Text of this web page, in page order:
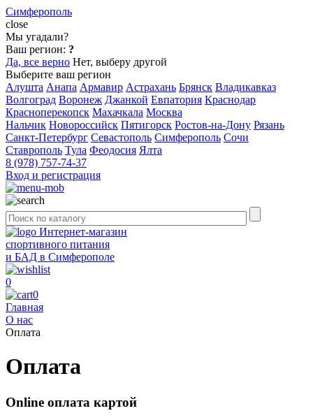
Симферополь
close
Мы угадали?
Ваш регион: ?
Да, все верно Нет, выберу другой
Выберите ваш регион
Алушта Анапа Армавир Астрахань Брянск Владикавказ
Волгоград Воронеж Джанкой Евпатория Краснодар
Красноперекопск Махачкала Москва
Нальчик Новороссийск Пятигорск Ростов-на-Дону Рязань
Санкт-Петербург Севастополь Симферополь Сочи
Ставрополь Тула Феодосия Ялта
8 (978) 757-74-37
Вход и регистрация
Интернет-магазин
спортивного питания
и БАД в Симферополе
0
0
Главная
О нас
Оплата
Оплата
Online оплата картой